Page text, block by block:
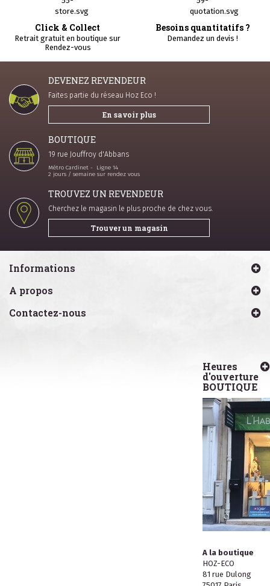
Click & Collect
Retrait gratuit en boutique sur
Rendez-vous
Besoins quantitatifs ?
Demandez un devis !
DEVENEZ REVENDEUR
Faites partie du réseau Hoz Eco !
En savoir plus
BOUTIQUE
19 rue Jouffroy d'Abbans
Métro Cardinet - Ligne 14
2 jours / semaine sur rendez vous
TROUVEZ UN REVENDEUR
Cherchez le magasin le plus proche de chez vous.
Trouver un magasin
Informations
A propos
Contactez-nous
Heures
d'ouverture
BOUTIQUE
A la boutique
HOZ-ECO
81 rue Dulong